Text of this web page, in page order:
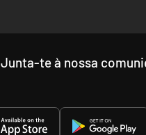
Junta-te à nossa